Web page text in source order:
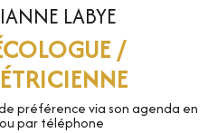
LABYE
/
préférence via son agenda en
par téléphone